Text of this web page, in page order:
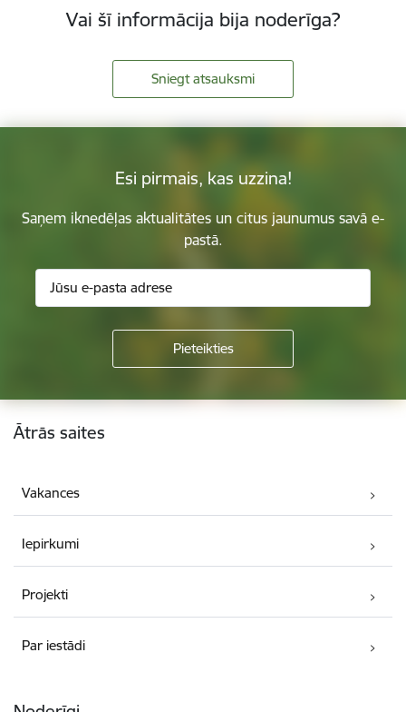
Vai šī informācija bija noderīga?
Sniegt atsauksmi
Esi pirmais, kas uzzina!
Saņem iknedēļas aktualitātes un citus jaunumus savā e-
pastā.
Kājene
Ātrās saites
Vakances
Iepirkumi
Projekti
Par iestādi